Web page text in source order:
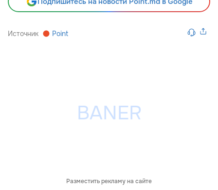
Источник Point
Разместить рекламу на сайте